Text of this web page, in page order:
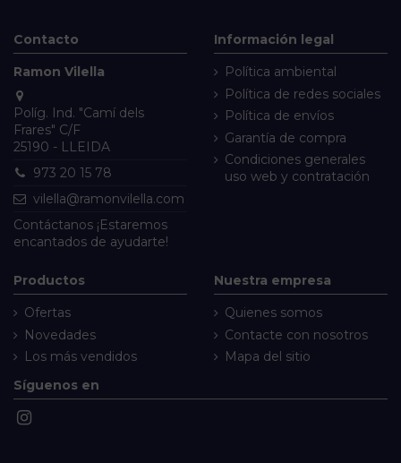
Contacto
Ramon Vilella
Políg. Ind. "Camí dels
Frares" C/F
25190 - LLEIDA
973 20 15 78
vilella@ramonvilella.com
Contáctanos ¡Estaremos
encantados de ayudarte!
Información legal
Política ambiental
Política de redes sociales
Política de envíos
Garantía de compra
Condiciones generales
uso web y contratación
Productos
Ofertas
Novedades
Los más vendidos
Nuestra empresa
Quienes somos
Contacte con nosotros
Mapa del sitio
Síguenos en